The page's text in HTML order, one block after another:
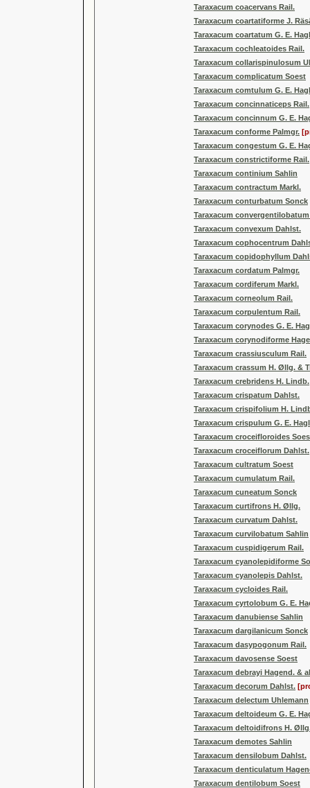
Taraxacum coacervans Rail.
Taraxacum coartatiforme J.
Taraxacum coartatum G. E.
Taraxacum cochleatoides Rail.
Taraxacum collarispinulosum
Taraxacum complicatum Soest
Taraxacum comtulum G. E.
Taraxacum concinnaticeps Rail.
Taraxacum concinnum G. E.
Taraxacum conforme Palmgr.
Taraxacum congestum G. E.
Taraxacum constrictiforme Rail.
Taraxacum continium Sahlin
Taraxacum contractum Markl.
Taraxacum conturbatum Sonck
Taraxacum
Taraxacum convexum Dahlst.
Taraxacum cophocentrum
Taraxacum copidophyllum
Taraxacum cordatum Palmgr.
Taraxacum cordiferum Markl.
Taraxacum corneolum Rail.
Taraxacum corpulentum Rail.
Taraxacum corynodes G. E.
Taraxacum corynodiforme
Taraxacum crassiusculum Rail.
Taraxacum crassum H. Øllg. &
Taraxacum crebridens H. Lindb.
Taraxacum crispatum Dahlst.
Taraxacum crispifolium H.
Taraxacum crispulum G. E.
Taraxacum croceifloroides
Taraxacum croceiflorum Dahlst.
Taraxacum cultratum Soest
Taraxacum cumulatum Rail.
Taraxacum cuneatum Sonck
Taraxacum curtifrons H. Øllg.
Taraxacum curvatum Dahlst.
Taraxacum curvilobatum Sahlin
Taraxacum cuspidigerum Rail.
Taraxacum cyanolepidiforme
Taraxacum cyanolepis Dahlst.
Taraxacum cycloides Rail.
Taraxacum cyrtolobum G. E.
Taraxacum danubiense Sahlin
Taraxacum dargilanicum Sonck
Taraxacum dasypogonum Rail.
Taraxacum davosense Soest
Taraxacum debrayi Hagend. &
Taraxacum decorum Dahlst.
Taraxacum delectum Uhlemann
Taraxacum deltoideum G. E.
Taraxacum deltoidifrons H.
Taraxacum demotes Sahlin
Taraxacum densilobum Dahlst.
Taraxacum denticulatum
Taraxacum dentilobum Soest